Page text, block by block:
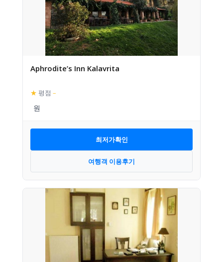
Aphrodite’s Inn Kalavrita
★ 평점 –
최저가확인
여행객 이용후기